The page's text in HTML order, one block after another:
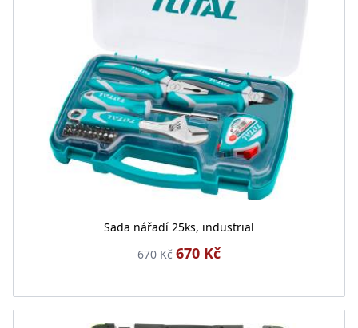
Sada nářadí 25ks, industrial
670 Kč670 Kč